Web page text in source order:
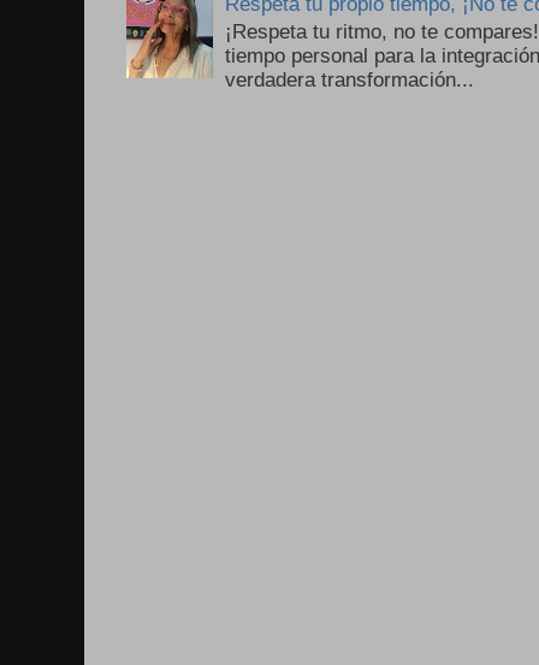
¡Respeta tu ritmo, no te
tiempo personal para la
verdadera transformación...